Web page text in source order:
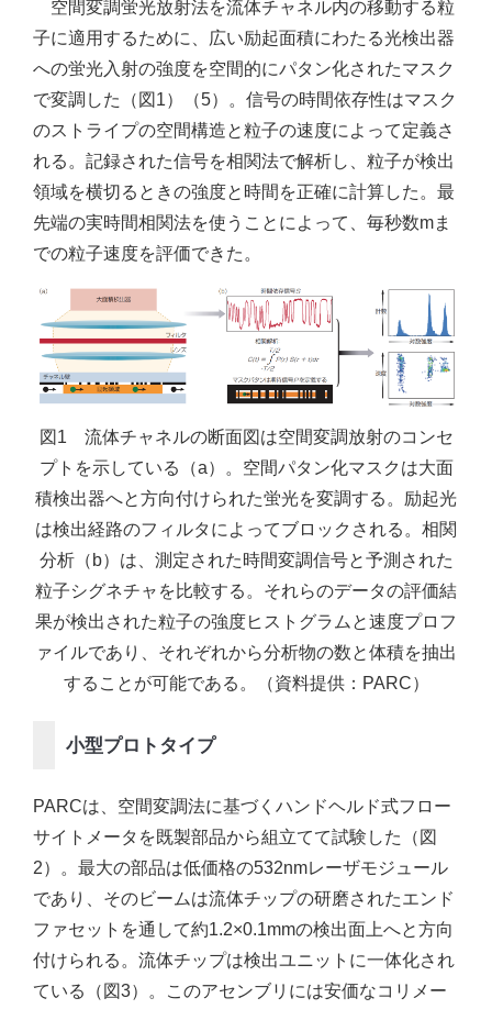
空間変調蛍光放射法を流体チャネル内の移動する粒
子に適用するために、広い励起面積にわたる光検出器
への蛍光入射の強度を空間的にパタン化されたマスク
で変調した（図1）（5）。信号の時間依存性はマスク
のストライプの空間構造と粒子の速度によって定義さ
れる。記録された信号を相関法で解析し、粒子が検出
領域を横切るときの強度と時間を正確に計算した。最
先端の実時間相関法を使うことによって、毎秒数mま
での粒子速度を評価できた。
図1 流体チャネルの断面図は空間変調放射のコンセ
プトを示している（a）。空間パタン化マスクは大面
積検出器へと方向付けられた蛍光を変調する。励起光
は検出経路のフィルタによってブロックされる。相関
分析（b）は、測定された時間変調信号と予測された
粒子シグネチャを比較する。それらのデータの評価結
果が検出された粒子の強度ヒストグラムと速度プロフ
ァイルであり、それぞれから分析物の数と体積を抽出
することが可能である。（資料提供：PARC）
小型プロトタイプ
PARCは、空間変調法に基づくハンドヘルド式フロー
サイトメータを既製部品から組立てて試験した（図
2）。最大の部品は低価格の532nmレーザモジュール
であり、そのビームは流体チップの研磨されたエンド
ファセットを通して約1.2×0.1mmの検出面上へと方向
付けられる。流体チップは検出ユニットに一体化され
ている（図3）。このアセンブリには安価なコリメー